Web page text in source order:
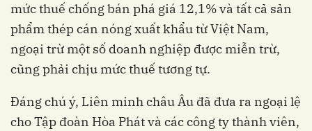
mức thuế chống bán phá giá 12,1% và tất cả sản
phẩm thép cán nóng xuất khẩu từ Việt Nam,
ngoại trừ một số doanh nghiệp được miễn trừ,
cũng phải chịu mức thuế tương tự.
Đáng chú ý, Liên minh châu Âu đã đưa ra ngoại lệ
cho Tập đoàn Hòa Phát và các công ty thành viên,